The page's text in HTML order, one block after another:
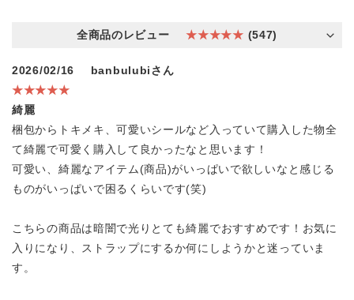
全商品のレビュー ★★★★★ (547)
2026/02/16
banbulubiさん
★★★★★
綺麗
梱包からトキメキ、可愛いシールなど入っていて購入した物全
て綺麗で可愛く購入して良かったなと思います！
可愛い、綺麗なアイテム(商品)がいっぱいで欲しいなと感じる
ものがいっぱいで困るくらいです(笑)
こちらの商品は暗闇で光りとても綺麗でおすすめです！お気に
入りになり、ストラップにするか何にしようかと迷っていま
す。